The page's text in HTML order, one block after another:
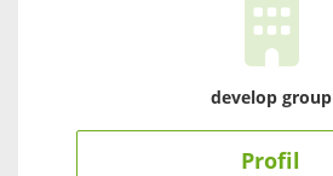
develop group
Profil